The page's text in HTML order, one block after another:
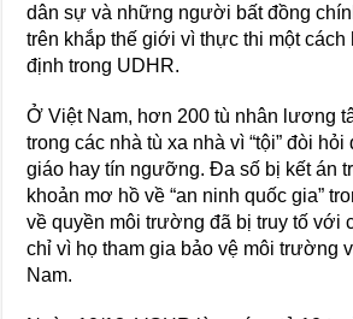
dân sự và những người bất đồng
trên khắp thế giới vì thực thi một
định trong UDHR.
Ở Việt Nam, hơn 200 tù nhân lương
trong các nhà tù xa nhà vì “tội” đòi
giáo hay tín ngưỡng. Đa số bị kết án
khoản mơ hồ về “an ninh quốc gia”
về quyền môi trường đã bị truy tố với
chỉ vì họ tham gia bảo vệ môi trường
Nam.